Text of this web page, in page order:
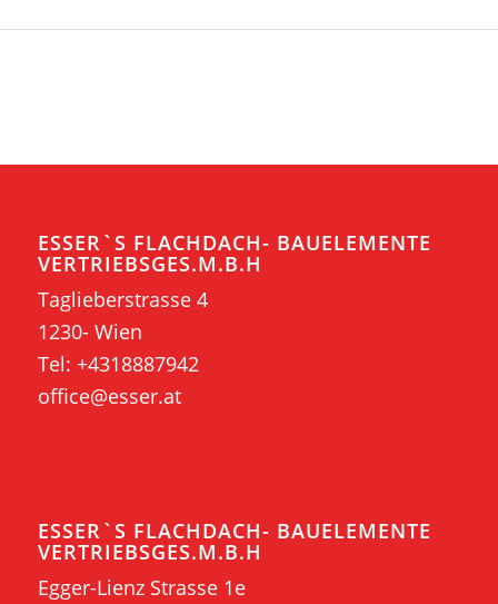
ESSER`S FLACHDACH- BAUELEMENTE
VERTRIEBSGES.M.B.H
Taglieberstrasse 4
1230- Wien
Tel: +4318887942
office@esser.at
ESSER`S FLACHDACH- BAUELEMENTE
VERTRIEBSGES.M.B.H
Egger-Lienz Strasse 1e